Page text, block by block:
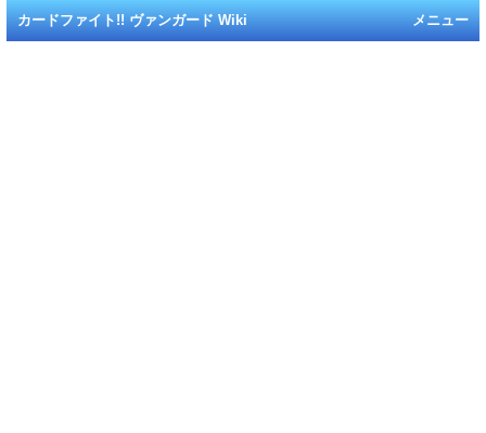
メニュー
カードファイト!! ヴァンガード Wiki